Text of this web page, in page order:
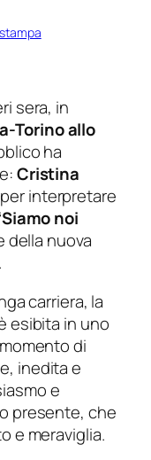
sera, in
Torino allo
ha
Cristina
interpretare
noi
della nuova
.
carriera, la
esibita in uno
di
inedita e
e
presente, che
e meraviglia.